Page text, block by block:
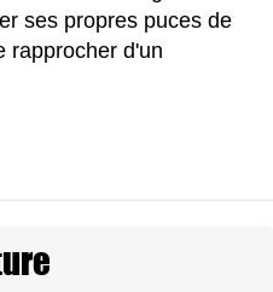
ses propres puces de
rapprocher d'un